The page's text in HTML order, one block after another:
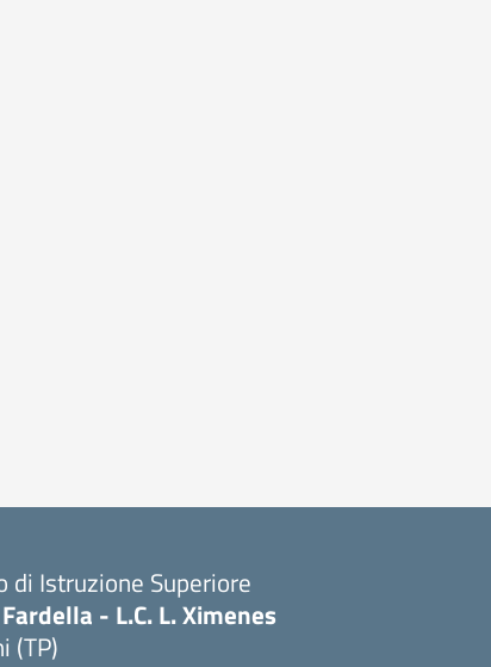
di Istruzione Superiore
Fardella - L.C. L. Ximenes
(TP)